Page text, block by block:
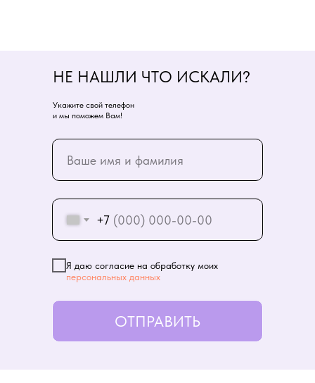
+7
Я даю согласие на обработку моих
персональных данных
ОТПРАВИТЬ
НЕ НАШЛИ ЧТО ИСКАЛИ?
Укажите свой телефон
и мы поможем Вам!